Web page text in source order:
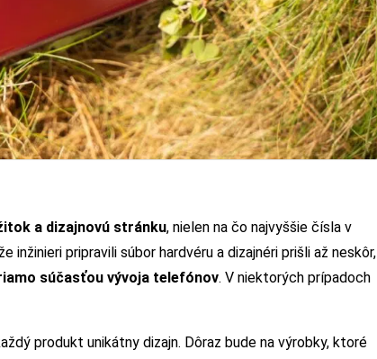
a dizajnovú stránku, nielen na čo najvyššie čísla v
pripravili súbor hardvéru a dizajnéri prišli až neskôr,
súčasťou vývoja telefónov. V niektorých prípadoch
produkt unikátny dizajn. Dôraz bude na výrobky, ktoré